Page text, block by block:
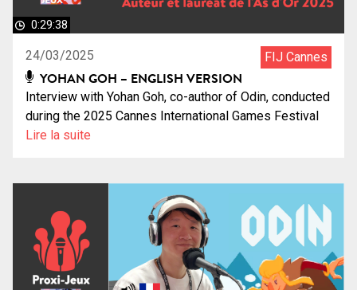
0:29:38
24/03/2025 FIJ Cannes
YOHAN GOH – ENGLISH VERSION
Interview with Yohan Goh, co-author of Odin, conducted
during the 2025 Cannes International Games Festival
Lire la suite